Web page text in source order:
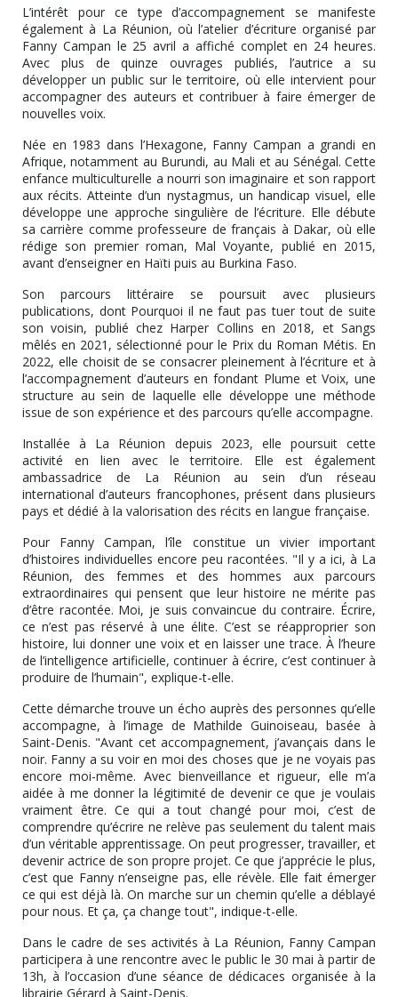
L’intérêt pour ce type d’accompagnement se manifeste
également à La Réunion, où l’atelier d’écriture organisé par
Fanny Campan le 25 avril a affiché complet en 24 heures.
Avec plus de quinze ouvrages publiés, l’autrice a su
développer un public sur le territoire, où elle intervient pour
accompagner des auteurs et contribuer à faire émerger de
nouvelles voix.
Née en 1983 dans l’Hexagone, Fanny Campan a grandi en
Afrique, notamment au Burundi, au Mali et au Sénégal. Cette
enfance multiculturelle a nourri son imaginaire et son rapport
aux récits. Atteinte d’un nystagmus, un handicap visuel, elle
développe une approche singulière de l’écriture. Elle débute
sa carrière comme professeure de français à Dakar, où elle
rédige son premier roman, Mal Voyante, publié en 2015,
avant d’enseigner en Haïti puis au Burkina Faso.
Son parcours littéraire se poursuit avec plusieurs
publications, dont Pourquoi il ne faut pas tuer tout de suite
son voisin, publié chez Harper Collins en 2018, et Sangs
mêlés en 2021, sélectionné pour le Prix du Roman Métis. En
2022, elle choisit de se consacrer pleinement à l’écriture et à
l’accompagnement d’auteurs en fondant Plume et Voix, une
structure au sein de laquelle elle développe une méthode
issue de son expérience et des parcours qu’elle accompagne.
Installée à La Réunion depuis 2023, elle poursuit cette
activité en lien avec le territoire. Elle est également
ambassadrice de La Réunion au sein d’un réseau
international d’auteurs francophones, présent dans plusieurs
pays et dédié à la valorisation des récits en langue française.
Pour Fanny Campan, l’île constitue un vivier important
d’histoires individuelles encore peu racontées. "Il y a ici, à La
Réunion, des femmes et des hommes aux parcours
extraordinaires qui pensent que leur histoire ne mérite pas
d’être racontée. Moi, je suis convaincue du contraire. Écrire,
ce n’est pas réservé à une élite. C’est se réapproprier son
histoire, lui donner une voix et en laisser une trace. À l’heure
de l’intelligence artificielle, continuer à écrire, c’est continuer à
produire de l’humain", explique-t-elle.
Cette démarche trouve un écho auprès des personnes qu’elle
accompagne, à l’image de Mathilde Guinoiseau, basée à
Saint-Denis. "Avant cet accompagnement, j’avançais dans le
noir. Fanny a su voir en moi des choses que je ne voyais pas
encore moi-même. Avec bienveillance et rigueur, elle m’a
aidée à me donner la légitimité de devenir ce que je voulais
vraiment être. Ce qui a tout changé pour moi, c’est de
comprendre qu’écrire ne relève pas seulement du talent mais
d’un véritable apprentissage. On peut progresser, travailler, et
devenir actrice de son propre projet. Ce que j’apprécie le plus,
c’est que Fanny n’enseigne pas, elle révèle. Elle fait émerger
ce qui est déjà là. On marche sur un chemin qu’elle a déblayé
pour nous. Et ça, ça change tout", indique-t-elle.
Dans le cadre de ses activités à La Réunion, Fanny Campan
participera à une rencontre avec le public le 30 mai à partir de
13h, à l’occasion d’une séance de dédicaces organisée à la
librairie Gérard à Saint-Denis.